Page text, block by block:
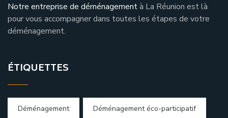
Notre entreprise de déménagementà La Réunion est là
pour vous accompagner dans toutes les étapes de votre
déménagement.
ÉTIQUETTES
Déménagement Déménagement éco-participatif